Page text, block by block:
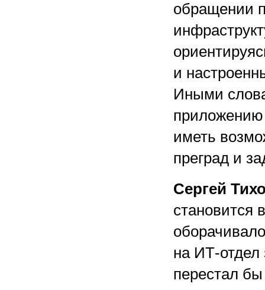
обращении
и
Иными
иметь
преград и
Сергей
становится
на ИТ-отдел
перестал